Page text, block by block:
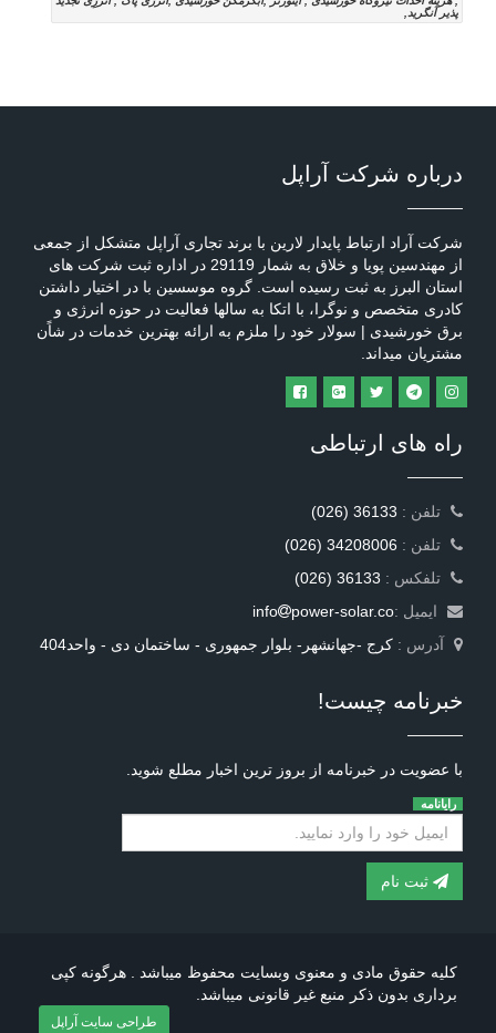
پذیر آنگرید,
درباره شرکت آراپل
شرکت آراد ارتباط پایدار لارین با برند تجاری آراپل متشکل از جمعی
از مهندسین پویا و خلاق به شمار 29119 در اداره ثبت شرکت های
استان البرز به ثبت رسیده است. گروه موسسین با در اختیار داشتن
کادری متخصص و نوگرا، با اتکا به سالها فعالیت در حوزه انرژی و
برق خورشیدی | سولار خود را ملزم به ارائه بهترین خدمات در شاًن
مشتریان میداند.
راه های ارتباطی
(026) 36133
(026) 34208006
(026) 36133
ایمیل :
info
power-solar.co
آدرس : کرج -جهانشهر- بلوار جمهوری - ساختمان دی - واحد404
خبرنامه چیست!
با عضویت در خبرنامه از بروز ترین اخبار مطلع شوید.
رایانامه
ثبت نام
کلیه حقوق مادی و معنوی وبسایت محفوظ میباشد . هرگونه کپی
برداری بدون ذکر منبع غیر قانونی میباشد.
طراحی سایت آراپل